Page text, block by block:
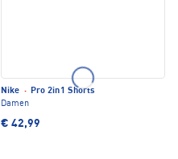
Nike · Pro 2in1 Shorts
Damen
€ 42,99